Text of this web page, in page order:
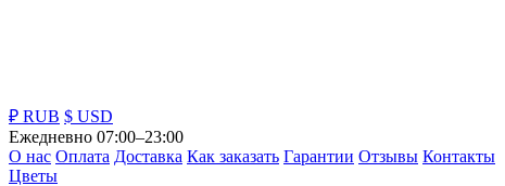
₽ RUB $ USD
Ежедневно 07:00–23:00
О нас Оплата Доставка Как заказать Гарантии Отзывы Контакты
Цветы